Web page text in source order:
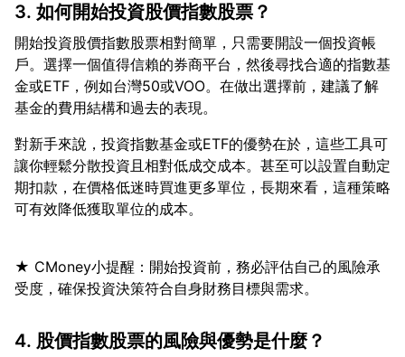
3. 如何開始投資股價指數股票？
開始投資股價指數股票相對簡單，只需要開設一個投資帳
戶。選擇一個值得信賴的券商平台，然後尋找合適的指數基
金或ETF，例如台灣50或VOO。在做出選擇前，建議了解
對新手來說，投資指數基金或ETF的優勢在於，這些工具可
讓你輕鬆分散投資且相對低成交成本。甚至可以設置自動定
期扣款，在價格低迷時買進更多單位，長期來看，這種策略
★ CMoney小提醒：開始投資前，務必評估自己的風險承
4. 股價指數股票的風險與優勢是什麼？